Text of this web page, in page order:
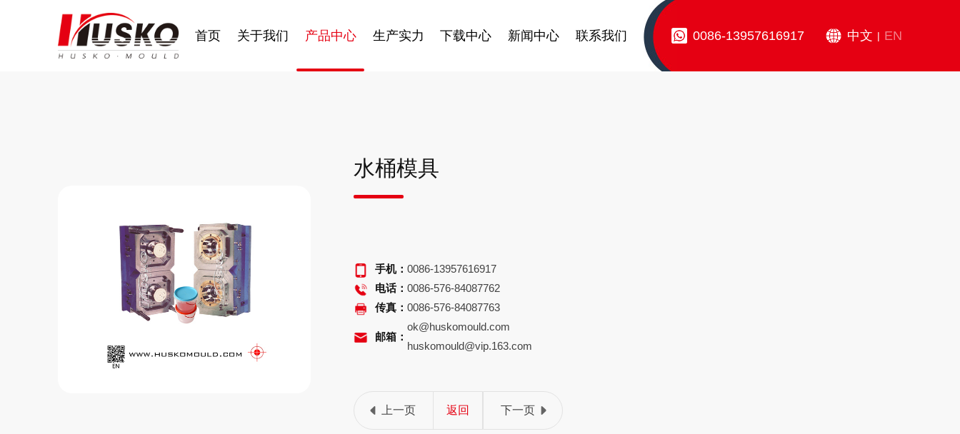
首页 关于我们 产品中心 生产实力 下载中心 新闻中心 联系我们 0086-13957616917 中文 | EN
水桶模具
手机： 0086-13957616917
电话： 0086-576-84087762
传真： 0086-576-84087763
邮箱：
ok@huskomould.com
huskomould@vip.163.com
上一页 返回 下一页